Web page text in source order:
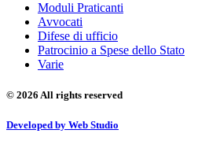
Moduli Praticanti
Avvocati
Difese di ufficio
Patrocinio a Spese dello Stato
Varie
© 2026 All rights reserved
Developed by Web Studio